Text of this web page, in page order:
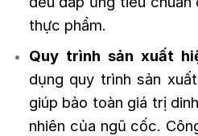
thực phẩm.
Quy trình sản xuất
dụng quy trình sản
giúp bảo toàn giá trị
nhiên của ngũ cốc.